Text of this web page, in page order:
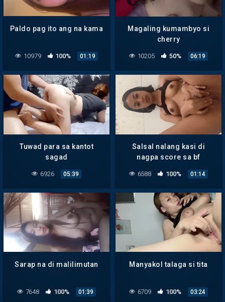
Paldo pag ito ang na kama
10979 100% 01:19
Magaling kumambyo si
cherry
10205 50% 06:19
Tuwad para sa kantot
sagad
6926 05:39
Salsal nalang kasi di
nagpa score sa bf
6588 100% 01:14
Sarap na di malilimutan
7648 100% 01:39
Manyakol talaga si tita
6709 100% 03:24